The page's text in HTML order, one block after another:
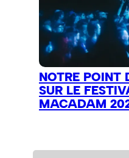
NOTRE POINT
SUR LE
MACADAM